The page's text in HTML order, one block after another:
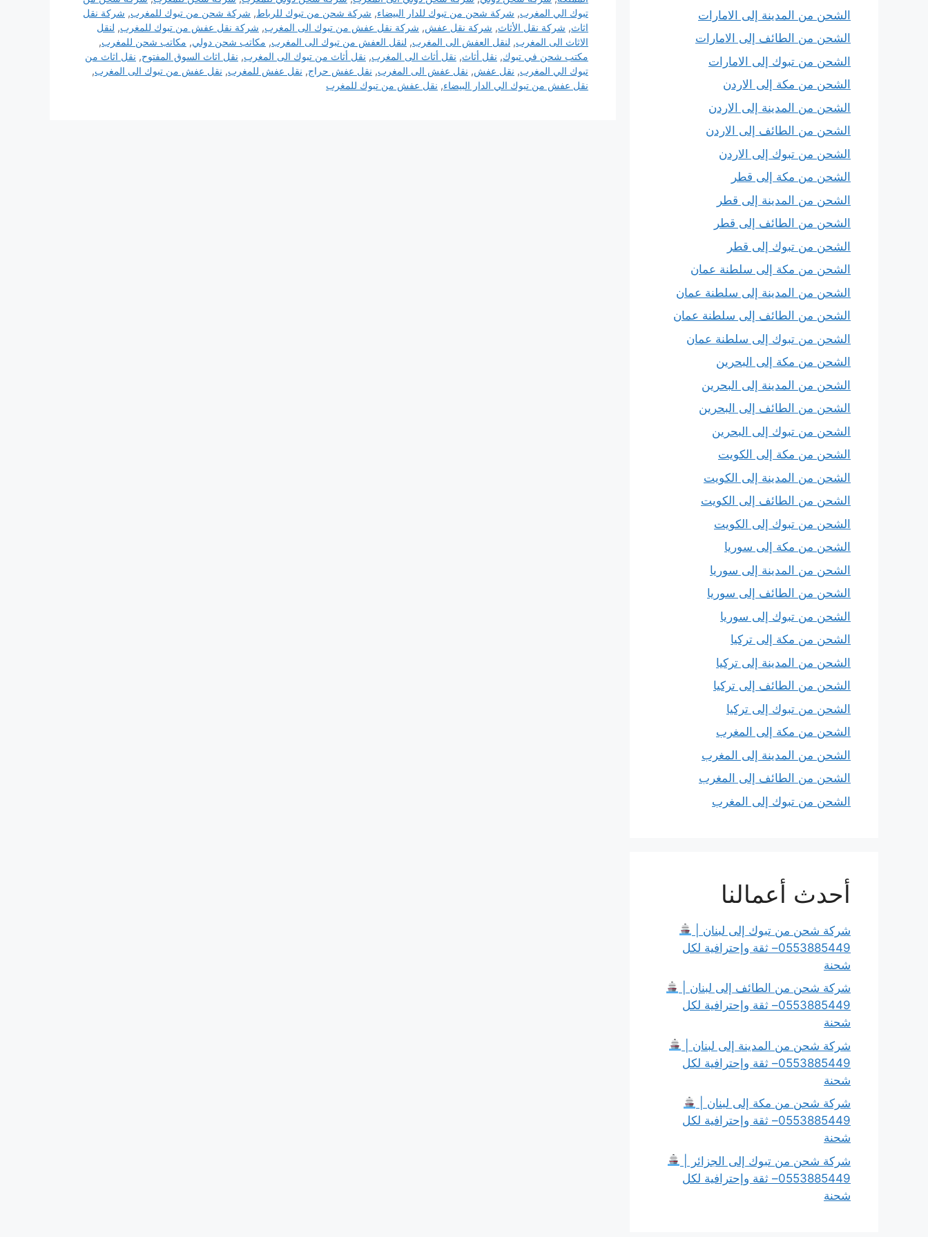
تبوك الي المغرب, شركة شحن من تبوك للدار البيضاء, شركة شحن من تبوك للرباط, شركة شحن من تبوك للمغرب, شركة نقل
اثاث, شركة نقل الأثاث, شركة نقل عفش, شركة نقل عفش من تبوك الى المغرب, شركة نقل عفش من تبوك للمغرب, لنقل
الاثاث الى المغرب, لنقل العفش الى المغرب, لنقل العفش من تبوك الى المغرب, مكاتب شحن دولي, مكاتب شحن للمغرب,
مكتب شحن في تبوك, نقل أثاث, نقل أثاث الى المغرب, نقل أثاث من تبوك الى المغرب, نقل اثاث السوق المفتوح, نقل اثاث من
تبوك الي المغرب, نقل عفش, نقل عفش الى المغرب, نقل عفش حراج, نقل عفش للمغرب, نقل عفش من تبوك الى المغرب,
نقل عفش من تبوك الي الدار البيضاء, نقل عفش من تبوك للمغرب
الشحن من المدينة إلى الامارات
الشحن من الطائف إلى الامارات
الشحن من تبوك إلى الامارات
الشحن من مكة إلى الاردن
الشحن من المدينة إلى الاردن
الشحن من الطائف إلى الاردن
الشحن من تبوك إلى الاردن
الشحن من مكة إلى قطر
الشحن من المدينة إلى قطر
الشحن من الطائف إلى قطر
الشحن من تبوك إلى قطر
الشحن من مكة إلى سلطنة عمان
الشحن من المدينة إلى سلطنة عمان
الشحن من الطائف إلى سلطنة عمان
الشحن من تبوك إلى سلطنة عمان
الشحن من مكة إلى البحرين
الشحن من المدينة إلى البحرين
الشحن من الطائف إلى البحرين
الشحن من تبوك إلى البحرين
الشحن من مكة إلى الكويت
الشحن من المدينة إلى الكويت
الشحن من الطائف إلى الكويت
الشحن من تبوك إلى الكويت
الشحن من مكة إلى سوريا
الشحن من المدينة إلى سوريا
الشحن من الطائف إلى سوريا
الشحن من تبوك إلى سوريا
الشحن من مكة إلى تركيا
الشحن من المدينة إلى تركيا
الشحن من الطائف إلى تركيا
الشحن من تبوك إلى تركيا
الشحن من مكة إلى المغرب
الشحن من المدينة إلى المغرب
الشحن من الطائف إلى المغرب
الشحن من تبوك إلى المغرب
أحدث أعمالنا
شركة شحن من تبوك إلى لبنان |
0553885449– ثقة وإحترافية لكل
شحنة
شركة شحن من الطائف إلى لبنان |
0553885449– ثقة وإحترافية لكل
شحنة
شركة شحن من المدينة إلى لبنان |
0553885449– ثقة وإحترافية لكل
شحنة
شركة شحن من مكة إلى لبنان |
0553885449– ثقة وإحترافية لكل
شحنة
شركة شحن من تبوك إلى الجزائر |
0553885449– ثقة وإحترافية لكل
شحنة